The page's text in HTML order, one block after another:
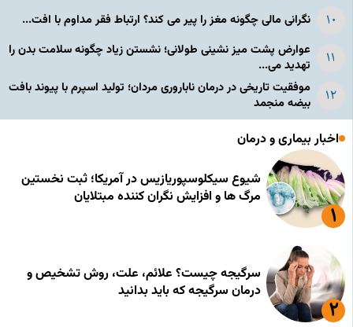
نگرانی مالی چگونه مغز را پیر می کند؟ ارتباط فقر مداوم با افت...
عوارض پشت میز نشینی طولانی؛ نشستن زیاد چگونه سلامت بدن را
تهدید می...
موفقیت تاریخی در درمان ناباروری مردان؛ تولید اسپرم با پیوند بافت
بیضه منجمد
اخبار بیماری و درمان
شیوع سیکلوسپوریازیس در آمریکا؛ ثبت نخستین
مرگ ها و افزایش نگران کننده مبتلایان
سرگیجه چیست؟ علائم، علت، روش تشخیص و
درمان سرگیجه که باید بدانید